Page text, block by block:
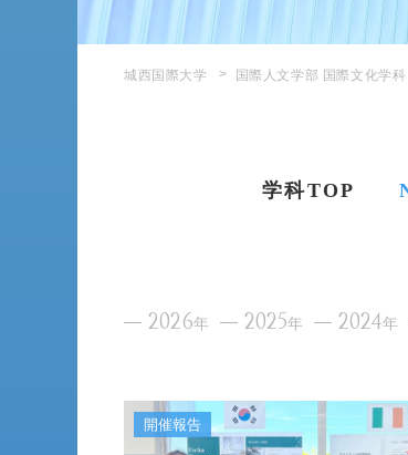
城西国際大学 国際人文学部 国際文化学科
学科TOP
2026年 2025年 2024年
開催報告